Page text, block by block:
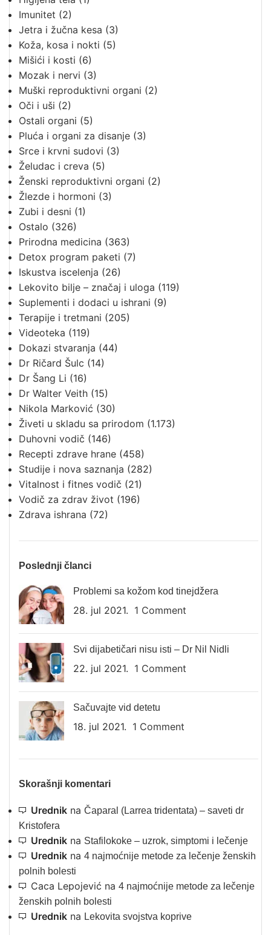
Imunitet (2)
Jetra i žučna kesa (3)
Koža, kosa i nokti (5)
Mišići i kosti (6)
Mozak i nervi (3)
Muški reproduktivni organi (2)
Oči i uši (2)
Ostali organi (5)
Pluća i organi za disanje (3)
Srce i krvni sudovi (3)
Želudac i creva (5)
Ženski reproduktivni organi (2)
Žlezde i hormoni (3)
Zubi i desni (1)
Ostalo (326)
Prirodna medicina (363)
Detox program paketi (7)
Iskustva iscelenja (26)
Lekovito bilje – značaj i uloga (119)
Suplementi i dodaci u ishrani (9)
Terapije i tretmani (205)
Videoteka (119)
Dokazi stvaranja (44)
Dr Ričard Šulc (14)
Dr Šang Li (16)
Dr Walter Veith (15)
Nikola Marković (30)
Živeti u skladu sa prirodom (1.173)
Duhovni vodič (146)
Recepti zdrave hrane (458)
Studije i nova saznanja (282)
Vitalnost i fitnes vodič (21)
Vodič za zdrav život (196)
Zdrava ishrana (72)
Poslednji članci
Problemi sa kožom kod tinejdžera
28. jul 2021. 1 Comment
Svi dijabetičari nisu isti – Dr Nil Nidli
22. jul 2021. 1 Comment
Sačuvajte vid detetu
18. jul 2021. 1 Comment
Skorašnji komentari
Urednik na Čaparal (Larrea tridentata) – saveti dr
Kristofera
Urednik na Stafilokoke – uzrok, simptomi i lečenje
Urednik na 4 najmoćnije metode za lečenje ženskih
polnih bolesti
Caca Lepojević na 4 najmoćnije metode za lečenje
ženskih polnih bolesti
Urednik na Lekovita svojstva koprive